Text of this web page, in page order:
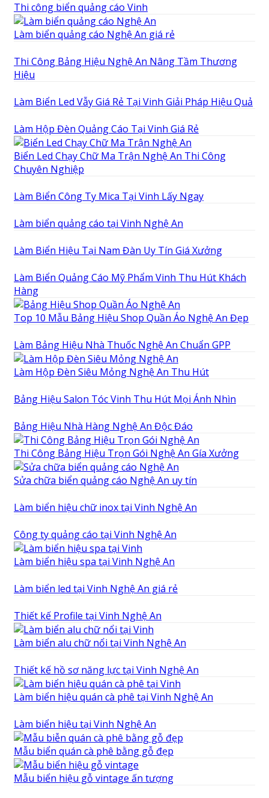
Thi công biển quảng cáo Vinh
Làm biển quảng cáo Nghệ An giá rẻ
Thi Công Bảng Hiệu Nghệ An Nâng Tầm Thương
Hiệu
Làm Biển Led Vẫy Giá Rẻ Tại Vinh Giải Pháp Hiệu Quả
Làm Hộp Đèn Quảng Cáo Tại Vinh Giá Rẻ
Biển Led Chạy Chữ Ma Trận Nghệ An Thi Công
Chuyên Nghiệp
Làm Biển Công Ty Mica Tại Vinh Lấy Ngay
Làm biển quảng cáo tại Vinh Nghệ An
Làm Biển Hiệu Tại Nam Đàn Uy Tín Giá Xưởng
Làm Biển Quảng Cáo Mỹ Phẩm Vinh Thu Hút Khách
Hàng
Top 10 Mẫu Bảng Hiệu Shop Quần Áo Nghệ An Đẹp
Làm Bảng Hiệu Nhà Thuốc Nghệ An Chuẩn GPP
Làm Hộp Đèn Siêu Mỏng Nghệ An Thu Hút
Bảng Hiệu Salon Tóc Vinh Thu Hút Mọi Ánh Nhìn
Bảng Hiệu Nhà Hàng Nghệ An Độc Đáo
Thi Công Bảng Hiệu Trọn Gói Nghệ An Gía Xưởng
Sửa chữa biển quảng cáo Nghệ An uy tín
Làm biển hiệu chữ inox tại Vinh Nghệ An
Công ty quảng cáo tại Vinh Nghệ An
Làm biển hiệu spa tại Vinh Nghệ An
Làm biển led tại Vinh Nghệ An giá rẻ
Thiết kế Profile tại Vinh Nghệ An
Làm biển alu chữ nổi tại Vinh Nghệ An
Thiết kế hồ sơ năng lực tại Vinh Nghệ An
Làm biển hiệu quán cà phê tại Vinh Nghệ An
Làm biển hiệu tại Vinh Nghệ An
Mẫu biển quán cà phê bằng gỗ đẹp
Mẫu biển hiệu gỗ vintage ấn tượng